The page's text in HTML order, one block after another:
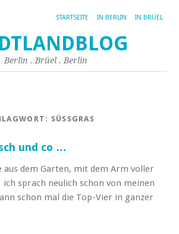
STARTSEITE IN BERLIN IN BRÜEL
Berlin . Brüel . Berlin
SÜSSGRAS
und co …
aus dem Garten, mit dem Arm voller
sprach neulich schon von meinen
schon mal die Top-Vier in ganzer